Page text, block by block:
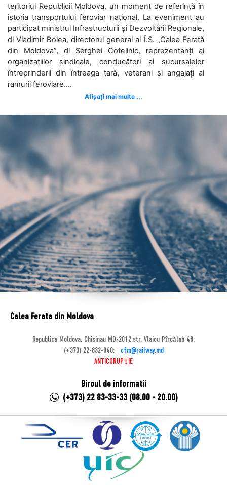
teritoriul Republicii Moldova, un moment de referință în
istoria transportului feroviar național. La eveniment au
participat ministrul Infrastructurii și Dezvoltării Regionale,
dl Vladimir Bolea, directorul general al Î.S. „Calea Ferată
din Moldova”, dl Serghei Cotelinic, reprezentanți ai
organizațiilor sindicale, conducători ai sucursalelor
întreprinderii din întreaga țară, veterani și angajați ai
ramurii feroviare....
Afișați mai multe ...
Calea Ferata din Moldova
Republica Moldova, Chisinau MD-2012,str. Vlaicu Pîrcălab 48;
(+373) 22-832-040;
cfm@railway.md
ANTICORUPȚIE
Biroul de informatii
(+373) 22 83-33-33 (08.00 - 20.00)